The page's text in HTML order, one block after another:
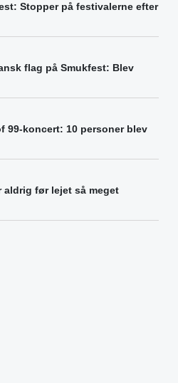
Stopper på festivalerne efter
flag på Smukfest: Blev
99-koncert: 10 personer blev
aldrig før lejet så meget